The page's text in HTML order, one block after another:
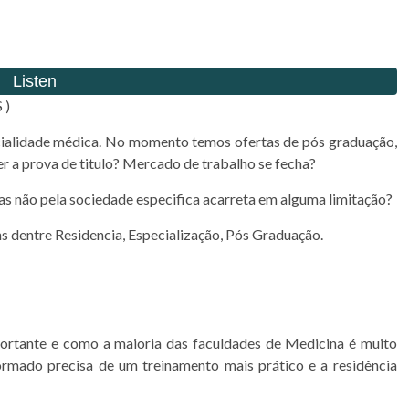
)
médica. No momento temos ofertas de pós graduação,
a prova de titulo? Mercado de trabalho se fecha?
não pela sociedade especifica acarreta em alguma limitação?
dentre Residencia, Especialização, Pós Graduação.
e como a maioria das faculdades de Medicina é muito
precisa de um treinamento mais prático e a residência